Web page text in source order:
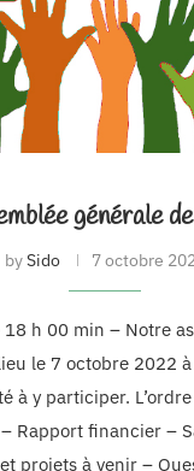
générale
bySido 7 octobre
h 00 min – Notre
le 7 octobre 2022
à y participer.
Rapport financier –
projets à venir –